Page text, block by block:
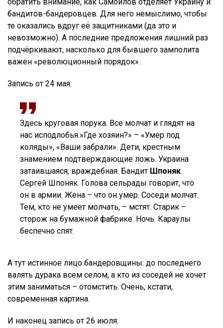
бандитов-бандеровцев. Для него немыслимо, чтобы
те оказались вдруг её защитниками (да это и
невозможно). А последние предложения лишний раз
подчёркивают, насколько для бывшего замполита
важен «революционный порядок».
Запись от 24 мая:
Здесь круговая порука. Все молчат и глядят на
нас исподлобья.»Где хозяин?» – «Умер под
коляды», «Ваши забрали». Дети, крестным
знамением подтверждающие ложь. Украина
затаившаяся, враждебная. Бандит Шпоняк.
Сергей Шпоняк. Голова сельрады говорит, что
он в армии. Жена – что он умер. Соседи молчат.
Тем, кто не умеет молчать, – мстят. Старик –
сторож на бумажной фабрике. Ночь. Караулы
беспечно спят.
А тут истинное лицо бандеровщины: до последнего
валять дурака всем селом, а кто из соседей не хочет
этим заниматься – отомстить. Очень, кстати,
современная картина.
И наконец запись от 26 июля: